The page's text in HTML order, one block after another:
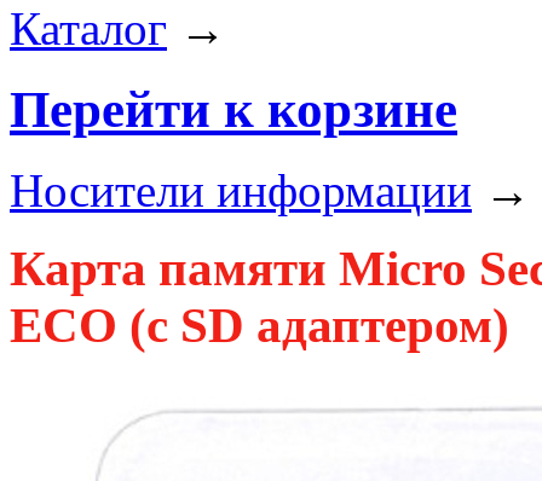
Каталог →
Перейти к корзине
Носители информации →
Карта памяти Micro
ECO (с SD адаптером)